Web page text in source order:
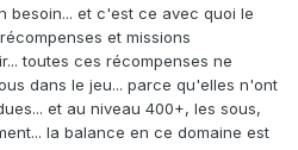
besoin... et c'est ce avec quoi le
et missions
toutes ces récompenses ne
dans le jeu... parce qu'elles n'ont
et au niveau 400+, les sous,
la balance en ce domaine est